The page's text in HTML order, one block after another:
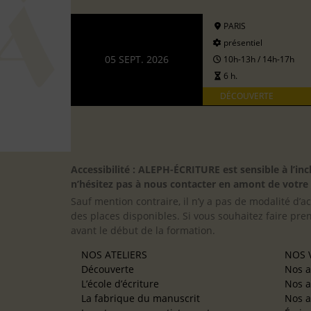
05 SEPT. 2026
PARIS
présentiel
10h-13h / 14h-17h
6 h.
DÉCOUVERTE
Accessibilité : ALEPH-ÉCRITURE est sensible à
n’hésitez pas à nous contacter en amont de
Sauf mention contraire, il n’y a pas de modalité
des places disponibles. Si vous souhaitez faire
avant le début de la formation.
NOS ATELIERS
Découverte
L’école d’écriture
La fabrique du manuscrit
NOS
Nos
Nos
Nos